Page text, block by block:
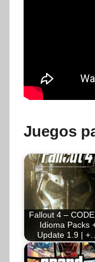
Juegos
Fallout 4 –
Idioma Packs
Update 1.9 |